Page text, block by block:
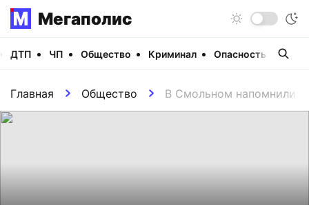
Мегаполис
ДТП ЧП Общество Криминал Опасность
Главная Общество В Смольном напомнили: